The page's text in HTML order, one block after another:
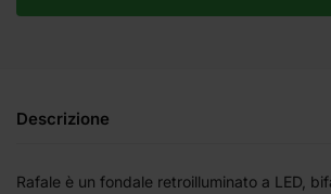
Descrizione
Rafale è un fondale retroilluminato a LED,